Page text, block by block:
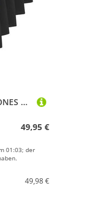
JACK AND JONES JACK&JONES Herren Boxer Shorts, 7er Pack - JACBASIC TRUNKS, Baumwoll-Stretch
49,95 €
01:03; der
49,98 €